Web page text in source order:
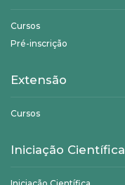
Cursos
Pré-inscrição
Extensão
Cursos
Iniciação Científica